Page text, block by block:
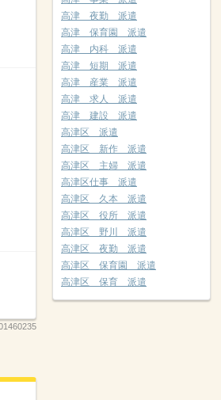
高津 夜勤 派遣
高津 保育園 派遣
高津 内科 派遣
高津 短期 派遣
高津 産業 派遣
高津 求人 派遣
高津 建設 派遣
高津区 派遣
高津区 新作 派遣
高津区 主婦 派遣
高津区仕事 派遣
高津区 久本 派遣
高津区 役所 派遣
高津区 野川 派遣
高津区 夜勤 派遣
高津区 保育園 派遣
高津区 保育 派遣